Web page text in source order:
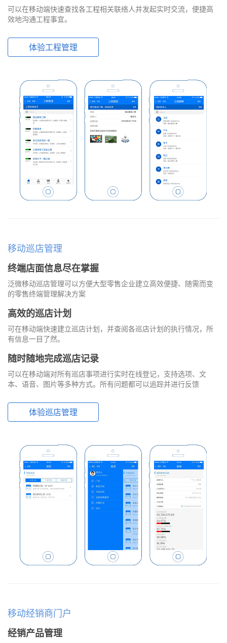
可以在移动端快速查找各工程相关联络人并发起实时交流，便捷高
效地沟通工程事宜。
体验工程管理
移动巡店管理
终端店面信息尽在掌握
泛微移动巡店管理可以方便大型零售企业建立高效便捷、随需而变
的零售终端管理解决方案
高效的巡店计划
可在移动端快速建立巡店计划，并查阅各巡店计划的执行情况，所
有信息一目了然。
随时随地完成巡店记录
可以在移动端对所有巡店事项进行实时在线登记，支持选项、文
本、语音、图片等多种方式。所有问题都可以追踪并进行反馈
体验巡店管理
移动经销商门户
经销产品管理